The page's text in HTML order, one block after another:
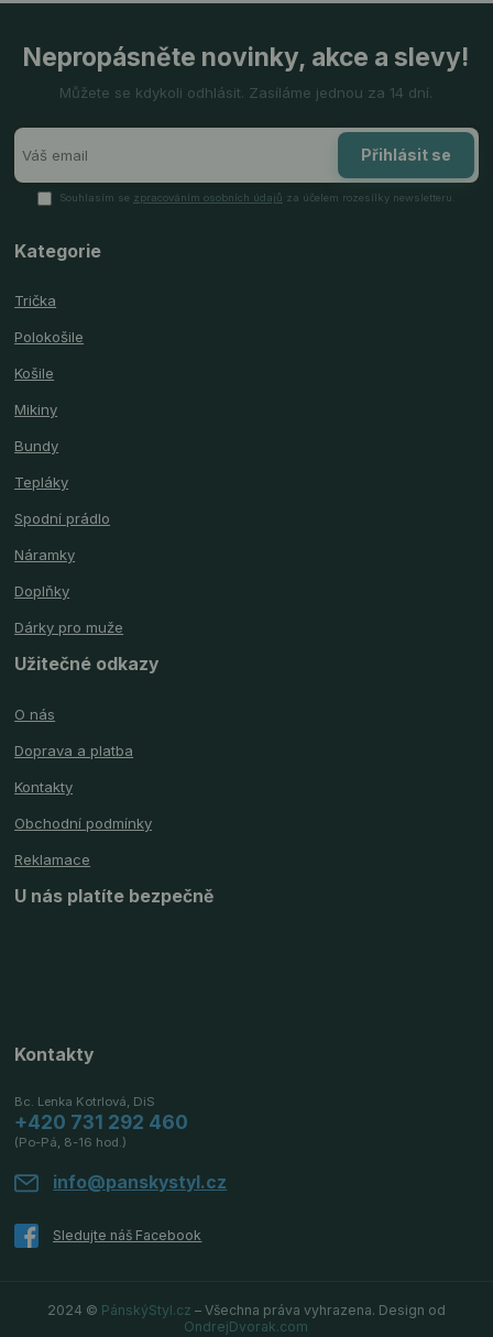
Nepropásněte novinky, akce a slevy!
Můžete se kdykoli odhlásit. Zasíláme jednou za 14 dní.
Přihlásit se
Souhlasím se zpracováním osobních údajů za účelem rozesílky newsletteru.
Kategorie
Trička
Polokošile
Košile
Mikiny
Bundy
Tepláky
Spodní prádlo
Náramky
Doplňky
Dárky pro muže
Užitečné odkazy
O nás
Doprava a platba
Kontakty
Obchodní podmínky
Reklamace
U nás platíte bezpečně
Kontakty
Bc. Lenka Kotrlová, DiS
+420 731 292 460
(Po-Pá, 8-16 hod.)
info@panskystyl.cz
2024 © PánskýStyl.cz – Všechna práva vyhrazena. Design od
OndrejDvorak.com